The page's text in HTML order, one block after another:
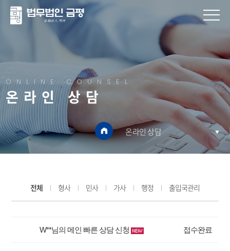
ONLINE COUNSEL
온라인 상담
온라인 상담
전체 형사 민사 가사 행정 출입국관리
W**님의 메인 빠른 상담 신청 접수완료